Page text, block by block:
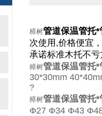
樟树管道保温管托
次使用 ,价格便宜
承诺标准木托不
樟树管道保温管托
30*30mm
?
樟树管道保温管托
Φ27 Φ34 Φ43 Φ